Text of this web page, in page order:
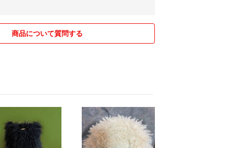
ご購入いただいて大丈夫です。
入いただいた場合以外、対応できませんので、ご
能ですので、購入前にお気軽にご相談下さい。
ため、購入後のキャンセル、返品、交換は承って
商品について質問する